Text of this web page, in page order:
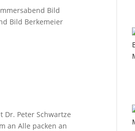
Bild
Bild Berkemeier
Dr. Peter Schwartze
an Alle packen an